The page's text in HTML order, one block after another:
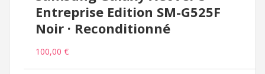
Entreprise Edition SM-G525F
Noir · Reconditionné
100,00 €